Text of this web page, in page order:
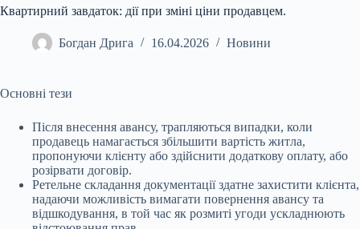
Квартирний завдаток: дії при зміні ціни продавцем.
Богдан Дрига 16.04.2026 Новини
Основні тези
Після внесення авансу, трапляються випадки, коли
продавець намагається збільшити вартість житла,
пропонуючи клієнту або здійснити додаткову оплату, або
розірвати договір.
Ретельне складання документації здатне захистити клієнта,
надаючи можливість вимагати повернення авансу та
відшкодування, в той час як розмиті угоди ускладнюють